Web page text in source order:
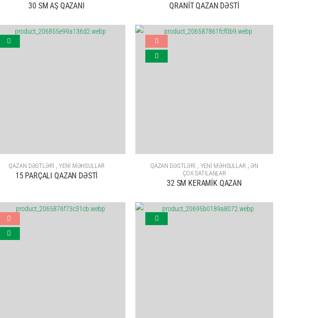
30 SM AŞ QAZANI QRANİT QAZAN DƏSTİ
QAZAN DƏSTLƏRİ ,YENİ MƏHSULLAR
15 PARÇALI QAZAN DƏSTİ
QAZAN DƏSTLƏRİ , YENİ MƏHSULLAR,ƏN
ÇOX SATILANLAR
32 SM KERAMİK QAZAN